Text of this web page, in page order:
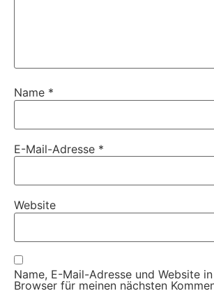
Name *
E-Mail-Adresse *
Website
Name, E-Mail-Adresse und Website
Browser für meinen nächsten